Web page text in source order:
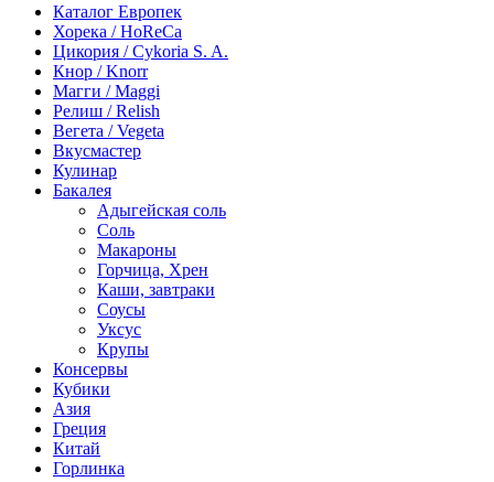
Каталог Европек
Хорека / HoReCa
Цикория / Cykoria S. A.
Кнор / Knorr
Магги / Maggi
Релиш / Relish
Вегета / Vegeta
Вкусмастер
Кулинар
Бакалея
Адыгейская соль
Соль
Макароны
Горчица, Хрен
Каши, завтраки
Соусы
Уксус
Крупы
Консервы
Кубики
Азия
Греция
Китай
Горлинка